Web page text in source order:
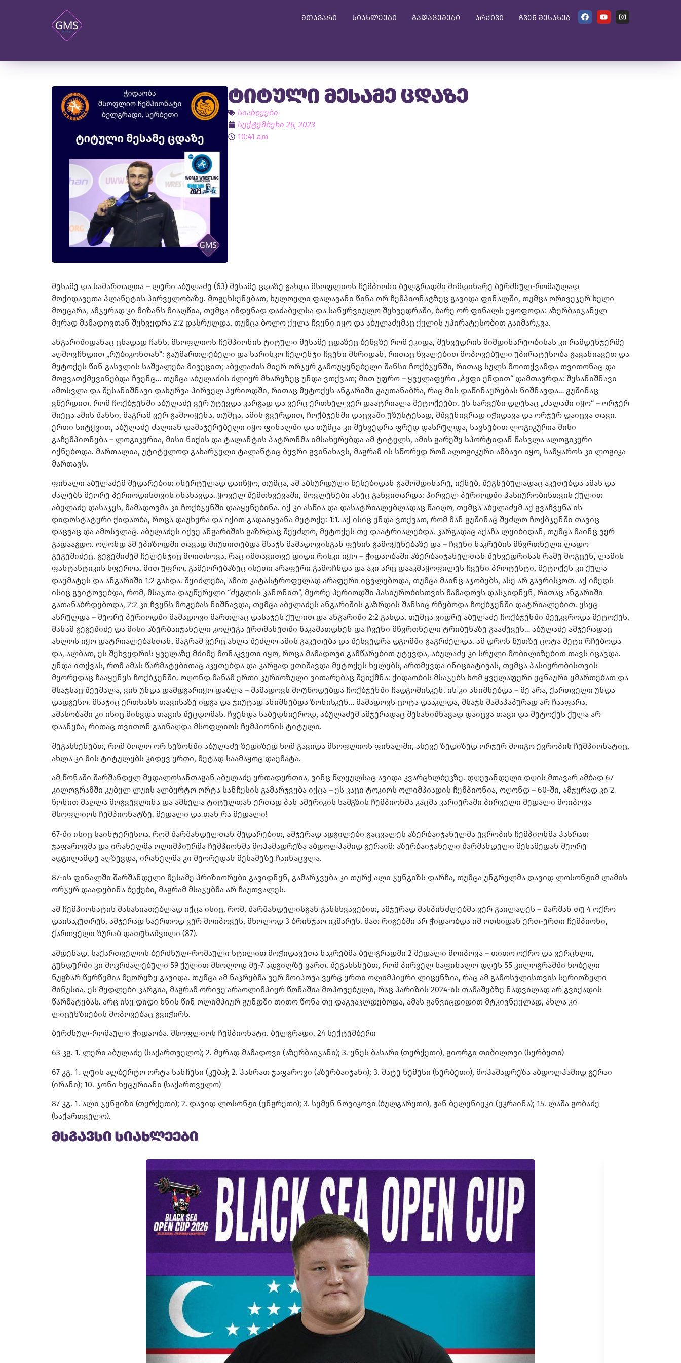
მთავარი სიახლეები გადაცემები არქივი ჩვენ შესახებ
ტიტული მესამე ცდაზე
სიახლეები
სექტემბერი 26, 2023
10:41 am
მესამე და სამართალია – ლერი აბულაძე (63) მესამე ცდაზე გახდა მსოფლიოს ჩემპიონი ბელგრადში მიმდინარე ბერძნულ-რომაულად
მოჭიდავეთა პლანეტის პირველობაზე. მოგეხსენებათ, ხულოელი ფალავანი წინა ორ ჩემპიონატზეც გავიდა ფინალში, თუმცა ორივეჯერ ხელი
მოეცარა, ამჯერად კი მიზანს მიაღწია, თუმცა იმდენად დაძაბულსა და სანერვიულო შეხვედრაში, ბარე ორ ფინალს ეყოფოდა: აზერბაიჯანელ
მურად მამადოვთან შეხვედრა 2:2 დასრულდა, თუმცა ბოლო ქულა ჩვენი იყო და აბულაძემაც ქულის უპირატესობით გაიმარჯვა.
ანგარიშიდანაც ცხადად ჩანს, მსოფლიოს ჩემპიონის ტიტული მესამე ცდაზეც ბეწვზე რომ ეკიდა, შეხვედრის მიმდინარეობისას კი რამდენჯერმე
აღმოვჩნდით „რუბიკონთან“: გაუმართლებელი და სარისკო ჩელენჯი ჩვენი მხრიდან, რითაც წვალებით მოპოვებული უპირატესობა გავანიავეთ და
მეტოქეს წინ გასვლის საშუალება მივეცით; აბულაძის მიერ ორჯერ გამოუყენებელი შანსი ჩოქბჯენში, რითაც სულს მოითქვამდა თვითონაც და
მოგვათქმევინებდა ჩვენც… თუმცა აბულაძის ძლიერ მხარეზეც უნდა ვთქვათ; მით უფრო – ყველაფერი „ჰეფი ენდით“ დამთავრდა: შესანიშნავი
ამოსვლა და შესანიშნავი დახურვა პირველ პერიოდში, რითაც მეტოქეს ანგარიში გაუთანაბრა, რაც მის დაწინაურებას ნიშნავდა… გუშინაც
ვწერდით, რომ ჩოქბჯენში აბულაძე ვერ უტევდა კარგად და ვერც ერთხელ ვერ დაატრიალა მეტოქეები. ეს ხარვეზი დღესაც „ძალაში იყო“ – ორჯერ
მიეცა ამის შანსი, მაგრამ ვერ გამოიყენა, თუმცა, ამის გვერდით, ჩოქბჯენში დაცვაში უზუსტესად, მშვენივრად იჭიდავა და ორჯერ დაიცვა თავი.
ერთი სიტყვით, აბულაძე ძალიან დამაჯერებელი იყო ფინალში და თუმცა კი შეხვედრა ფრედ დასრულდა, სავსებით ლოგიკურია მისი
გაჩემპიონება – ლოგიკურია, მისი ნიჭის და ტალანტის პატრონმა იმსახურებდა ამ ტიტულს, ამის გარეშე სპორტიდან წასვლა ალოგიკური
იქნებოდა. მართალია, უტიტულოდ გახარჯული ტალანტიც ბევრი გვინახავს, მაგრამ ის სწორედ რომ ალოგიკური ამბავი იყო, სამყაროს კი ლოგიკა
მართავს.
ფინალი აბულაძემ შედარებით ინერტულად დაიწყო, თუმცა, ამ აბსურდული წესებიდან გამომდინარე, იქნებ, შეგნებულადაც აკეთებდა ამას და
ძალებს მეორე პერიოდისთვის ინახავდა. ყოველ შემთხვევაში, მოვლენები ასეც განვითარდა: პირველ პერიოდში პასიურობისთვის ქულით
აბულაძე დასაჯეს, მამადოვმა კი ჩოქბჯენში დააყენებინა. იქ კი ასწია და დასატრიალებლადაც წაიღო, თუმცა აბულაძემ აქ გვაჩვენა ის
დიდოსტატური ჭიდაობა, როცა დაუხურა და იქით გადაიყვანა მეტოქე: 1:1. აქ ისიც უნდა ვთქვათ, რომ მან გუშინაც შეძლო ჩოქბჯენში თავიც
დაცვაც და ამოსვლაც. აბულაძეს იქვე ანგარიშის გაზრდაც შეეძლო, მეტოქეს თუ დაატრიალებდა. კარგადაც აქაჩა ლეიბიდან, თუმცა მაინც ვერ
გადააგდო. ოღონდ ამ ეპიზოდში თავად მიუთითებდა მსაჯს მამადოვისგან ფეხის გამოყენებაზე და – ჩვენი ნაკრების მწვრთნელი ლადო
გეგეშიძეც. გეგეშიძემ ჩელენჯიც მოითხოვა, რაც იმთავითვე დიდი რისკი იყო – ჭიდაობაში აზერბაიჯანელთან შეხვედრისას რამე მოგცენ, ლამის
ფანტასტიკის სფეროა. მით უფრო, გამეორებაზეც ისეთი არაფერი გამოჩნდა და აკი არც დააკმაყოფილეს ჩვენი პროტესტი, მეტოქეს კი ქულა
დაუმატეს და ანგარიში 1:2 გახდა. შეიძლება, ამით კატასტროფულად არაფერი იცვლებოდა, თუმცა მაინც აჯობებს, ასე არ გავრისკოთ. აქ იმედს
ისიც გვიტოვებდა, რომ, მსაჯთა დაუწერელი “ძეგლის კანონით”, მეორე პერიოდში პასიურობისთვის მამადოვს დასჯიდნენ, რითაც ანგარიში
გათანაბრდებოდა, 2:2 კი ჩვენს მოგებას ნიშნავდა, თუმცა აბულაძეს ანგარიშის გაზრდის შანსიც რჩებოდა ჩოქბჯენში დატრიალებით. ესეც
ასრულდა – მეორე პერიოდში მამადოვი მართლაც დასაჯეს ქულით და ანგარიში 2:2 გახდა, თუმცა ვიდრე აბულაძე ჩოქბჯენში შეეკვროდა მეტოქეს,
მანამ გეგეშიძე და მისი აზერბაიჯანელი კოლეგა ერთმანეთში წაკამათდნენ და ჩვენი მწვრთნელი ტრიბუნაზე გააძევეს… აბულაძე ამჯერადაც
ახლოს იყო დატრიალებასთან, მაგრამ ვერც ახლა შეძლო ამის გაკეთება და შეხვედრა დგომში გაგრძელდა. ამ დროს წუთზე ცოტა მეტი რჩებოდა
და, ალბათ, ეს შეხვედრის ყველაზე მძიმე მონაკვეთი იყო, როცა მამადოვი გამწარებით უტევდა, აბულაძე კი სრული მობილიზებით თავს იცავდა.
უნდა ითქვას, რომ ამას წარმატებითაც აკეთებდა და კარგად უთიშავდა მეტოქეს ხელებს, ართმევდა ინიციატივას, თუმცა პასიურობისთვის
მეორედაც ჩააყენეს ჩოქბჯენში. ოღონდ მანამ ერთი კურიოზული ვითარებაც შეიქმნა: ჭიდაობის მსაჯებს ხომ ყველაფერი უცნაური ემართებათ და
მსაჯსაც შეეშალა, ვინ უნდა დამდგარიყო დაბლა – მამადოვს მოუწოდებდა ჩოქბჯენში ჩადგომისკენ. ის კი ანიშნებდა – მე არა, ქართველი უნდა
დადგესო. მსაჯიც ერთხანს თავისაზე იდგა და ჯიუტად ანიშნებდა ზონისკენ… მამადოვს ცოტა დააკლდა, მსაჯს მამაპაპურად არ ჩააფარა,
ამასობაში კი ისიც მიხვდა თავის შეცდომას. ჩვენდა საბედნიეროდ, აბულაძემ ამჯერადაც შესანიშნავად დაიცვა თავი და მეტოქეს ქულა არ
დაანება, რითაც თვითონ გაინაღდა მსოფლიოს ჩემპიონის ტიტული.
შეგახსენებთ, რომ ბოლო ორ სეზონში აბულაძე ზედიზედ ხომ გავიდა მსოფლიოს ფინალში, ასევე ზედიზედ ორჯერ მოიგო ევროპის ჩემპიონატიც,
ახლა კი მის ტიტულებს კიდევ ერთი, მეტად საამაყოც დაემატა.
ამ წონაში შარშანდელ მედალოსანთაგან აბულაძე ერთადერთია, ვინც წლეულსაც ავიდა კვარცხლბეკზე. დღევანდელი დღის მთავარ ამბად 67
კილოგრამში კუბელ ლუის ალბერტო ორტა სანჩესის გამარჯვება იქცა – ეს კაცი ტოკიოს ოლიმპიადის ჩემპიონია, ოღონდ – 60-ში, ამჯერად კი 2
წონით მაღლა მოგვევლინა და ამხელა ტიტულთან ერთად პან ამერიკის სამგზის ჩემპიონმა კაცმა კარიერაში პირველი მედალი მოიპოვა
მსოფლიოს ჩემპიონატზე. მედალი და თან რა მედალი!
67-ში ისიც საინტერესოა, რომ შარშანდელთან შედარებით, ამჯერად ადგილები გაცვალეს აზერბაიჯანელმა ევროპის ჩემპიონმა ჰასრათ
ჯაფაროვმა და ირანელმა ოლიმპიურმა ჩემპიონმა მოჰამადრეზა აბდოლჰამიდ გერაიმ: აზერბაიჯანელი შარშანდელი მესამედან მეორე
ადგილამდე აღზევდა, ირანელმა კი მეორედან მესამეზე ჩაინაცვლა.
87-ის ფინალში შარშანდელი მესამე პრიზიორები გავიდნენ, გამარჯვება კი თურქ ალი ჯენგიზს დარჩა, თუმცა უნგრელმა დავიდ ლოსონჟიმ ლამის
ორჯერ დაადებინა ბეჭები, მაგრამ მსაჯებმა არ ჩაუთვალეს.
ამ ჩემპიონატის მახასიათებლად იქცა ისიც, რომ, შარშანდელისგან განსხვავებით, ამჯერად მასპინძლებმა ვერ გაილაღეს – შარშან თუ 4 ოქრო
დაისაკუთრეს, ამჯერად საერთოდ ვერ მოიპოვეს, მხოლოდ 3 ბრინჯაო იკმარეს. მათ რიგებში არ ჭიდაობდა იმ ოთხიდან ერთ-ერთი ჩემპიონი,
ქართველი ზურაბ დათუნაშვილი (87).
ამდენად, საქართველოს ბერძნულ-რომაული სტილით მოჭიდავეთა ნაკრებმა ბელგრადში 2 მედალი მოიპოვა – თითო ოქრო და ვერცხლი,
გუნდურში კი მოკრძალებული 59 ქულით მხოლოდ მე-7 ადგილზე ვართ. შეგახსნებთ, რომ პირველ საფინალო დღეს 55 კილოგრამში ხობელი
ნუგზარ წურწუმია მეორეზე გავიდა. თუმცა ამ ნაკრებმა ვერ მოიპოვა ვერც ერთი ოლიმპიური ლიცენზია, რაც ამ გამოსვლისთვის სერიოზული
მინუსია. ეს მედლები კარგია, მაგრამ ორივე არაოლიმპიურ წონაშია მოპოვებული, რაც პარიზის 2024-ის თამაშებზე ნადვილად არ გვიქადის
წარმატებას. არც ისე დიდი ხნის წინ ოლიმპიურ გუნდში თითო წონა თუ დაგვაკლდებოდა, ამას განვიცდიდით მტკივნეულად, ახლა კი
ლიცენზიების მოპოვებაც გვიჭირს.
ბერძნულ-რომაული ჭიდაობა. მსოფლიოს ჩემპიონატი. ბელგრადი. 24 სექტემბერი
63 კგ. 1. ლერი აბულაძე (საქართველო); 2. მურად მამადოვი (აზერბაიჯანი); 3. ენეს ბასარი (თურქეთი), გიორგი თიბილოვი (სერბეთი)
67 კგ. 1. ლუის ალბერტო ორტა სანჩესი (კუბა); 2. ჰასრათ ჯაფაროვი (აზერბაიჯანი); 3. მატე ნემესი (სერბეთი), მოჰამადრეზა აბდოლჰამიდ გერაი
(ირანი); 10. ჯონი ხეცურიანი (საქართველო)
87 კგ. 1. ალი ჯენგიზი (თურქეთი); 2. დავიდ ლოსონჟი (უნგრეთი); 3. სემენ ნოვიკოვი (ბულგარეთი), ჟან ბელენიუკი (უკრაინა); 15. ლაშა გობაძე
(საქართველო).
მსგავსი სიახლეები